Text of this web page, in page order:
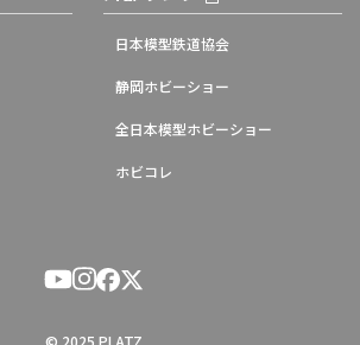
日本模型鉄道協会
静岡ホビーショー
全日本模型ホビーショー
ホビコレ